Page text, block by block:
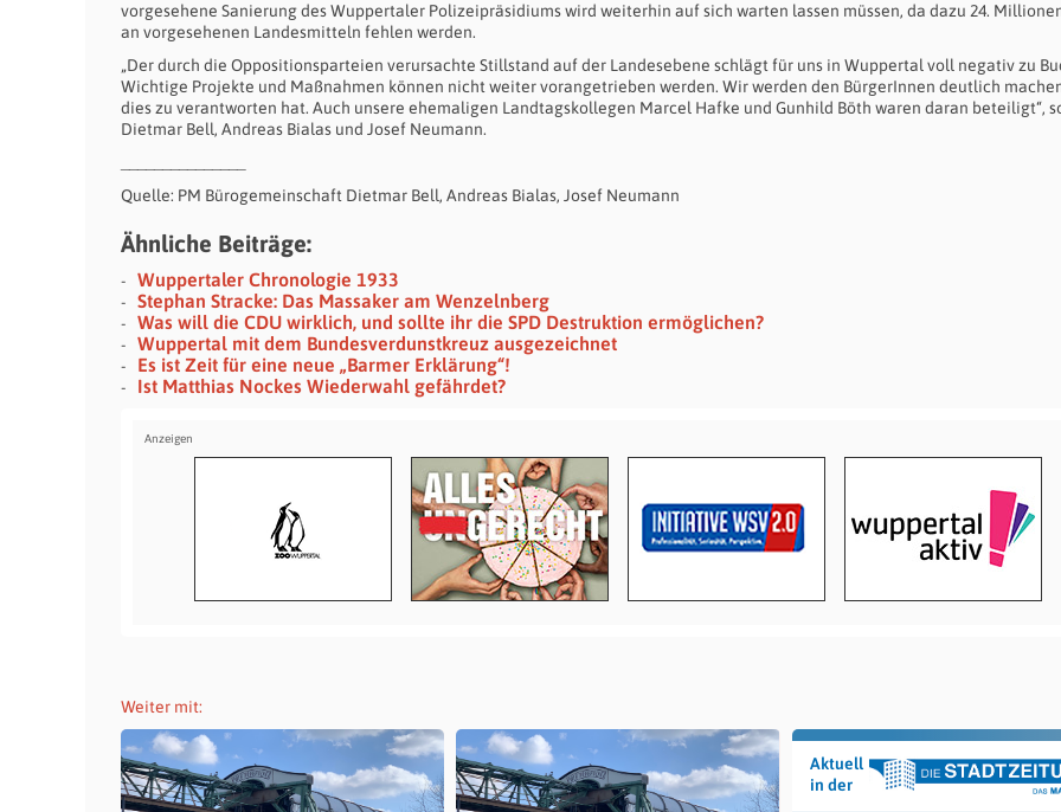
vorgesehene Sanierung des Wuppertaler Polizeipräsidiums wird weiterhin auf sich warten lassen müssen, da dazu 24.
an vorgesehenen Landesmitteln fehlen werden.
„Der durch die Oppositionsparteien verursachte Stillstand auf der Landesebene schlägt für uns in Wuppertal voll negativ zu
Wichtige Projekte und Maßnahmen können nicht weiter vorangetrieben werden. Wir werden den BürgerInnen deutlich
dies zu verantworten hat. Auch unsere ehemaligen Landtagskollegen Marcel Hafke und Gunhild Böth waren daran beteiligt“,
Dietmar Bell, Andreas Bialas und Josef Neumann.
Quelle: PM Bürogemeinschaft Dietmar Bell, Andreas Bialas, Josef Neumann
Ähnliche Beiträge:
Wuppertaler Chronologie 1933
Stephan Stracke: Das Massaker am Wenzelnberg
Was will die CDU wirklich, und sollte ihr die SPD Destruktion ermöglichen?
Wuppertal mit dem Bundesverdunstkreuz ausgezeichnet
Es ist Zeit für eine neue „Barmer Erklärung“!
Ist Matthias Nockes Wiederwahl gefährdet?
Weiter mit:
Aktuell
in der